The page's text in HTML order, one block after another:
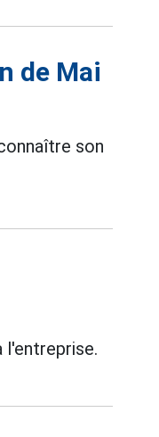
de Mai
son
l'entreprise.